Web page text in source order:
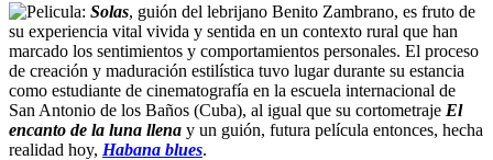
Solas, guión del lebrijano Benito Zambrano, es fruto de
su experiencia vital vivida y sentida en un contexto rural que han
marcado los sentimientos y comportamientos personales. El proceso
de creación y maduración estilística tuvo lugar durante su estancia
como estudiante de cinematografía en la escuela internacional de
San Antonio de los Baños (Cuba), al igual que su cortometraje El
encanto de la luna llena y un guión, futura película entonces, hecha
realidad hoy, Habana blues.